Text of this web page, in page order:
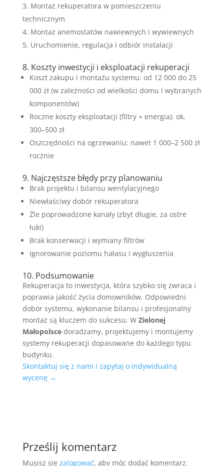
Montaż rekuperatora w pomieszczeniu
technicznym
Montaż anemostatów nawiewnych i wywiewnych
Uruchomienie, regulacja i odbiór instalacji
8. Koszty inwestycji i eksploatacji rekuperacji
Koszt zakupu i montażu systemu: od 12 000 do 25
000 zł (w zależności od wielkości domu i wybranych
komponentów)
Roczne koszty eksploatacji (filtry + energia): ok.
300–500 zł
Oszczędności na ogrzewaniu: nawet 1 000–2 500 zł
rocznie
9. Najczęstsze błędy przy planowaniu
Brak projektu i bilansu wentylacyjnego
Niewłaściwy dobór rekuperatora
Źle poprowadzone kanały (zbyt długie, za ostre
łuki)
Brak konserwacji i wymiany filtrów
Ignorowanie poziomu hałasu i wygłuszenia
10. Podsumowanie
Rekuperacja to inwestycja, która szybko się zwraca i
poprawia jakość życia domowników. Odpowiedni
dobór systemu, wykonanie bilansu i profesjonalny
montaż są kluczem do sukcesu. W Zielonej
Małopolscedoradzamy, projektujemy i montujemy
systemy rekuperacji dopasowane do każdego typu
budynku.
Skontaktuj się z nami i zapytaj o indywidualną
wycenę →
Prześlij komentarz
Musisz się zalogować, aby móc dodać komentarz.